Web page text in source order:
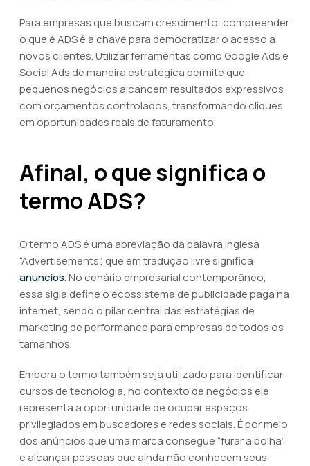
Para empresas que buscam crescimento, compreender
o que é ADS é a chave para democratizar o acesso a
novos clientes. Utilizar ferramentas como Google Ads e
Social Ads de maneira estratégica permite que
pequenos negócios alcancem resultados expressivos
com orçamentos controlados, transformando cliques
em oportunidades reais de faturamento.
Afinal, o que significa o
termo ADS?
O termo ADS é uma abreviação da palavra inglesa
“Advertisements”, que em tradução livre significa
anúncios. No cenário empresarial contemporâneo,
essa sigla define o ecossistema de publicidade paga na
internet, sendo o pilar central das estratégias de
marketing de performance para empresas de todos os
tamanhos.
Embora o termo também seja utilizado para identificar
cursos de tecnologia, no contexto de negócios ele
representa a oportunidade de ocupar espaços
privilegiados em buscadores e redes sociais. É por meio
dos anúncios que uma marca consegue “furar a bolha”
e alcançar pessoas que ainda não conhecem seus